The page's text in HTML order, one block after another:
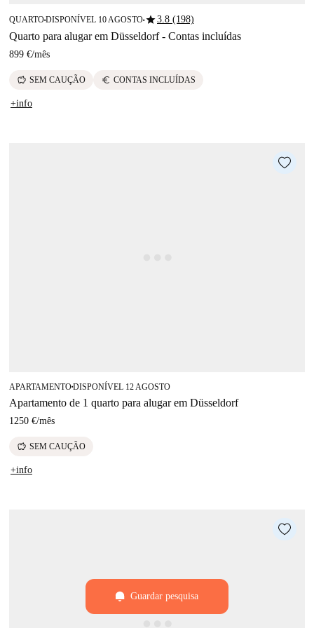
QUARTO■DISPONÍVEL 10 AGOSTO■star3.8 (198)
Quarto para alugar em Düsseldorf - Contas incluídas
899 €/mês
savings SEM CAUÇÃO euro CONTAS INCLUÍDAS
+info
APARTAMENTO■DISPONÍVEL 12 AGOSTO
Apartamento de 1 quarto para alugar em Düsseldorf
1250 €/mês
savings SEM CAUÇÃO
+info
Guardar pesquisa